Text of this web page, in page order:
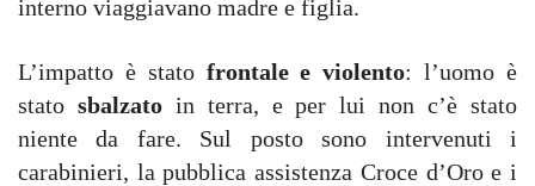
interno viaggiavano madre e figlia.
L’impatto è stato frontale e violento: l’uomo è
stato sbalzato in terra, e per lui non c’è stato
niente da fare. Sul posto sono intervenuti i
carabinieri, la pubblica assistenza Croce d’Oro e i